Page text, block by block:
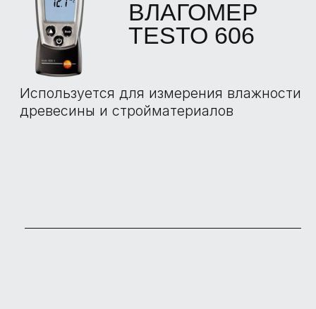
БОЛЬШЕ
ОТЗЫВОВ